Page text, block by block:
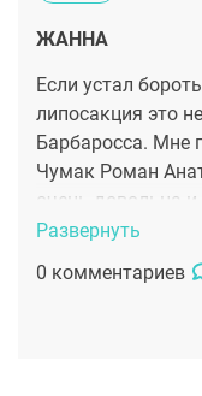
ЖАННА
Если устал
липосакция это
Барбаросса. Мне
Чумак Роман
очень довольна
результатом.
быть доступно
чувствовала
Развернуть
0 комментариев